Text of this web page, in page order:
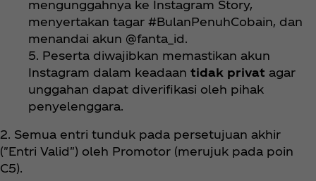
mengunggahnya ke Instagram Story,
menyertakan tagar #BulanPenuhCobain, dan
menandai akun @fanta_id.
5. Peserta diwajibkan memastikan akun
Instagram dalam keadaan tidak privat agar
unggahan dapat diverifikasi oleh pihak
penyelenggara.
2. Semua entri tunduk pada persetujuan akhir
("Entri Valid") oleh Promotor (merujuk pada poin
C5).